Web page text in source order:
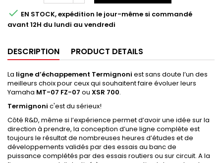
 EN STOCK, expédition le jour-même si commandé
avant 12H du lundi au vendredi
DESCRIPTION PRODUCT DETAILS
La ligne d’échappement Termignoni est sans doute l’un des
meilleurs choix pour ceux qui souhaitent faire évoluer leurs
Yamaha MT-07 FZ-07 ou XSR 700.
Termignoni c'est du sérieux!
Côté R&D, même si l’expérience permet d’avoir une idée sur la
direction à prendre, la conception d’une ligne complète est
toujours le résultat de nombreuses heures d’études et de
développements validés par des essais au banc de
puissance complétés par des essais routiers ou sur circuit. A la